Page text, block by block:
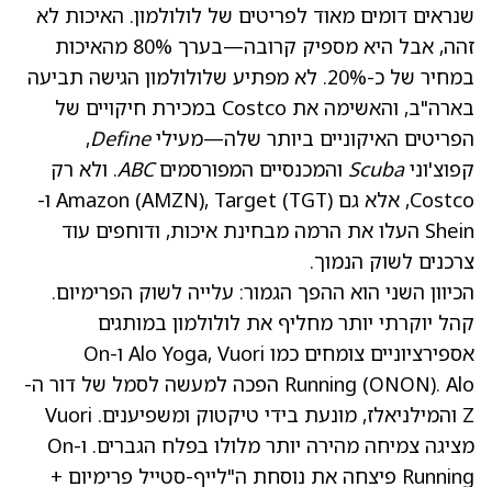
שנראים דומים מאוד לפריטים של לולולמון. האיכות לא
זהה, אבל היא מספיק קרובה—בערך 80% מהאיכות
במחיר של כ-20%. לא מפתיע שלולולמון הגישה תביעה
בארה"ב, והאשימה את Costco במכירת חיקויים של
הפריטים האיקוניים ביותר שלה—מעיליDefine
,
קפוצ'וניScuba והמכנסיים המפורסמיםABC. ולא רק
Costco, אלא גם Amazon
(AMZN), Target (TGT)
ו-
Shein העלו את הרמה מבחינת איכות, ודוחפים עוד
צרכנים לשוק הנמוך.
הכיוון השני הוא ההפך הגמור: עלייה לשוק הפרימיום.
קהל יוקרתי יותר מחליף את לולולמון במותגים
אספירציוניים צומחים כמו Alo Yoga, Vuori ו-On
Running (ONON)
. Alo הפכה למעשה לסמל של דור ה-
Z והמילניאלז, מונעת בידי טיקטוק ומשפיענים. Vuori
מציגה צמיחה מהירה יותר מלולו בפלח הגברים. ו-On
Running פיצחה את נוסחת ה"לייף-סטייל פרימיום +